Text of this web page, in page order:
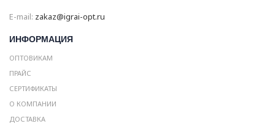
E-mail: zakaz@igrai-opt.ru
ИНФОРМАЦИЯ
ОПТОВИКАМ
ПРАЙС
СЕРТИФИКАТЫ
О КОМПАНИИ
ДОСТАВКА